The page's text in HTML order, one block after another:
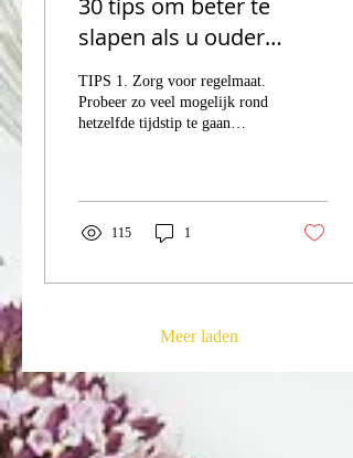
30 tips om beter te
slapen als u ouder
wordt.
TIPS 1. Zorg voor regelmaat.
Probeer zo veel mogelijk rond
hetzelfde tijdstip te gaan
115 1
Meer laden